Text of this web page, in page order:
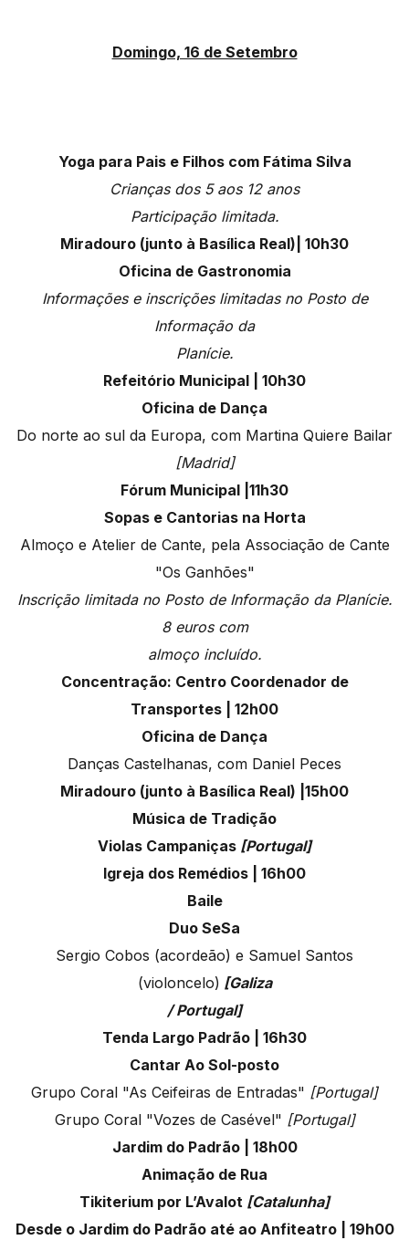
Domingo, 16 de Setembro
Yoga para Pais e Filhos com Fátima Silva
Crianças dos 5 aos 12 anos
Participação limitada.
Miradouro (junto à Basílica Real)| 10h30
Oficina de Gastronomia
Informações e inscrições limitadas no Posto de
Informação da
Planície.
Refeitório Municipal | 10h30
Oficina de Dança
Do norte ao sul da Europa, com Martina Quiere Bailar
[Madrid]
Fórum Municipal |11h30
Sopas e Cantorias na Horta
Almoço e Atelier de Cante, pela Associação de Cante
"Os Ganhões"
Inscrição limitada no Posto de Informação da Planície.
8 euros com
almoço incluído.
Concentração: Centro Coordenador de
Transportes | 12h00
Oficina de Dança
Danças Castelhanas, com Daniel Peces
Miradouro (junto à Basílica Real) |15h00
Música de Tradição
Violas Campaniças [Portugal]
Igreja dos Remédios | 16h00
Baile
Duo SeSa
Sergio Cobos (acordeão) e Samuel Santos
(violoncelo) [Galiza
/ Portugal]
Tenda Largo Padrão | 16h30
Cantar Ao Sol-posto
Grupo Coral "As Ceifeiras de Entradas" [Portugal]
Grupo Coral "Vozes de Casével" [Portugal]
Jardim do Padrão | 18h00
Animação de Rua
Tikiterium por L’Avalot [Catalunha]
Desde o Jardim do Padrão até ao Anfiteatro | 19h00